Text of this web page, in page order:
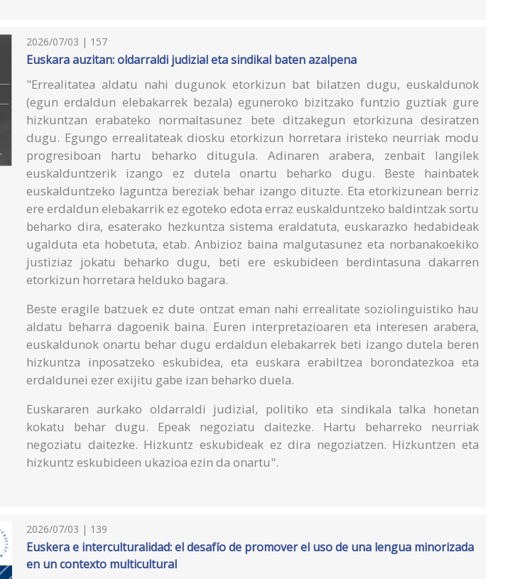
2026/07/03 | 157
Euskara auzitan: oldarraldi judizial eta sindikal baten azalpena
"Errealitatea aldatu nahi dugunok etorkizun bat bilatzen dugu, euskaldunok
(egun erdaldun elebakarrek bezala) eguneroko bizitzako funtzio guztiak gure
hizkuntzan erabateko normaltasunez bete ditzakegun etorkizuna desiratzen
dugu. Egungo errealitateak diosku etorkizun horretara iristeko neurriak modu
progresiboan hartu beharko ditugula. Adinaren arabera, zenbait langilek
euskalduntzerik izango ez dutela onartu beharko dugu. Beste hainbatek
euskalduntzeko laguntza bereziak behar izango dituzte. Eta etorkizunean berriz
ere erdaldun elebakarrik ez egoteko edota erraz euskalduntzeko baldintzak sortu
beharko dira, esaterako hezkuntza sistema eraldatuta, euskarazko hedabideak
ugalduta eta hobetuta, etab. Anbizioz baina malgutasunez eta norbanakoekiko
justiziaz jokatu beharko dugu, beti ere eskubideen berdintasuna dakarren
etorkizun horretara helduko bagara.
Beste eragile batzuek ez dute ontzat eman nahi errealitate soziolinguistiko hau
aldatu beharra dagoenik baina. Euren interpretazioaren eta interesen arabera,
euskaldunok onartu behar dugu erdaldun elebakarrek beti izango dutela beren
hizkuntza inposatzeko eskubidea, eta euskara erabiltzea borondatezkoa eta
erdaldunei ezer exijitu gabe izan beharko duela.
Euskararen aurkako oldarraldi judizial, politiko eta sindikala talka honetan
kokatu behar dugu. Epeak negoziatu daitezke. Hartu beharreko neurriak
negoziatu daitezke. Hizkuntz eskubideak ez dira negoziatzen. Hizkuntzen eta
hizkuntz eskubideen ukazioa ezin da onartu".
2026/07/03 | 139
Euskera e interculturalidad: el desafío de promover el uso de una lengua minorizada
en un contexto multicultural